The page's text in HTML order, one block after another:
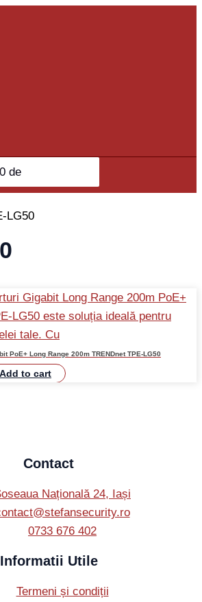
LG50
PoE+ Long Range 200m TRENDnet TPE-LG50
Add to cart
Contact
Națională 24, Iași
0733 676 402
Informatii Utile
Termeni și condiții